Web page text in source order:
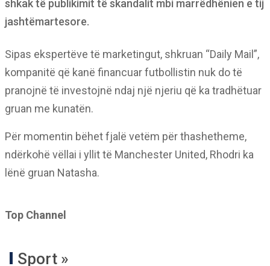
shkak të publikimit të skandalit mbi marrëdhënien e tij
jashtëmartesore.
Sipas ekspertëve të marketingut, shkruan “Daily Mail”,
kompanitë që kanë financuar futbollistin nuk do të
pranojnë të investojnë ndaj një njeriu që ka tradhëtuar
gruan me kunatën.
Për momentin bëhet fjalë vetëm për thashetheme,
ndërkohë vëllai i yllit të Manchester United, Rhodri ka
lënë gruan Natasha.
Top Channel
Sport »